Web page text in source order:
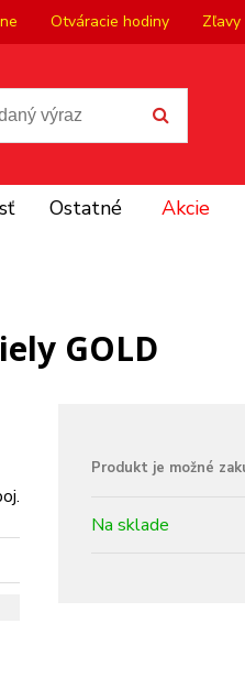
Otváracie hodiny Zľavy
Ostatné Akcie
GOLD
Na sklade